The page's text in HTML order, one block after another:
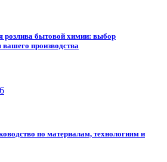
розлива бытовой химии: выбор
производства
по материалам, технологиям и